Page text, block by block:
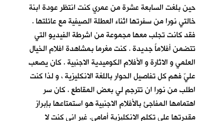
حين بلغت السابعة عشرة من عمري كنت انتظر عودة ابنة
خالتي نورا من سفرتها اثناء العطلة الصيفية مع عائلتها .
فقد كانت تجلب معها مجموعة من اشرطة الفيديو التي
تتضمن أفلاماً جديدة . كنت مغرما بمشاهدة افلام الخيال
العلمي و الاثارة و الأفلام الكوميدية الاجنبية . كان يصعب
عليّ فهم كل تفاصيل الحوار باللغة الانكليزية ، و لذا كنت
اطلب من نورا ان تترجم لي بعض المقاطع . كان سر
اهتمامها المفاجئ بالأفلام الاجنبية هو استمتاعها بإبراز
مقدرتها على تكلم الانكليزية أمامي. غير اني كنت لا